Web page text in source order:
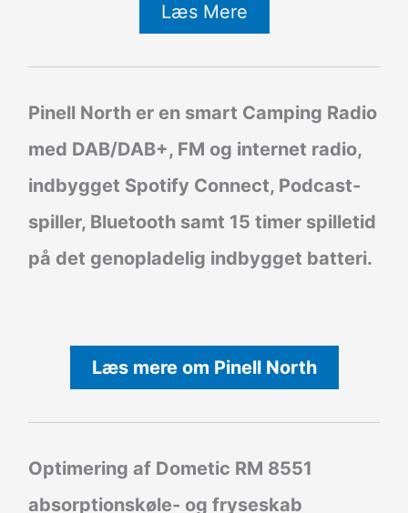
Læs Mere
Pinell North er en smart Camping Radio
med DAB/DAB+, FM og internet radio,
indbygget Spotify Connect, Podcast-
spiller, Bluetooth samt 15 timer spilletid
på det genopladelig indbygget batteri.
Læs mere om Pinell North
Optimering af Dometic RM 8551
absorptionskøle- og fryseskab